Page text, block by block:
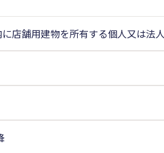
店舗用建物を所有する個人又は法人